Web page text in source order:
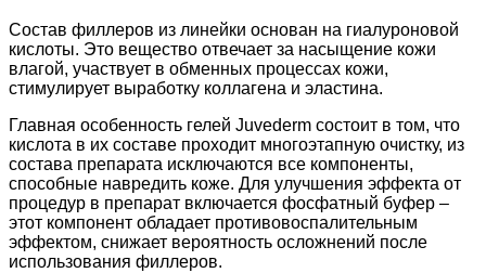
Состав филлеров из линейки основан на гиалуроновой
кислоты. Это вещество отвечает за насыщение кожи
влагой, участвует в обменных процессах кожи,
стимулирует выработку коллагена и эластина.
Главная особенность гелей Juvederm состоит в том, что
кислота в их составе проходит многоэтапную очистку, из
состава препарата исключаются все компоненты,
способные навредить коже. Для улучшения эффекта от
процедур в препарат включается фосфатный буфер –
этот компонент обладает противовоспалительным
эффектом, снижает вероятность осложнений после
использования филлеров.